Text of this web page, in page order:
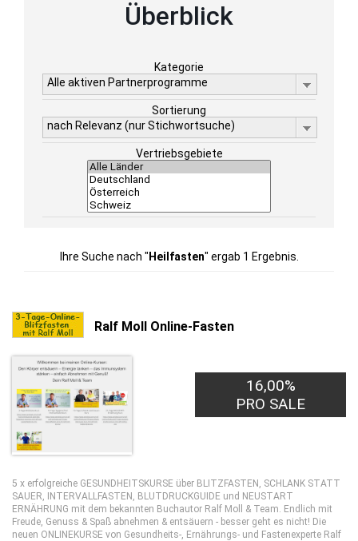
Überblick
Kategorie
Alle aktiven Partnerprogramme
Sortierung
nach Relevanz (nur Stichwortsuche)
Vertriebsgebiete
Ihre Suche nach " Heilfasten" ergab 1 Ergebnis.
Ralf Moll Online-Fasten
16,00%
PRO SALE
5 x erfolgreiche GESUNDHEITSKURSE über BLITZFASTEN, SCHLANK STATT
SAUER, INTERVALLFASTEN, BLUTDRUCKGUIDE und NEUSTART
ERNÄHRUNG mit dem bekannten Buchautor Ralf Moll & Team. Endlich mit
Freude, Genuss & Spaß abnehmen & entsäuern - besser geht es nicht! Die
neuen ONLINEKURSE von Gesundheits-, Ernährungs- und Fastenexperte Ralf